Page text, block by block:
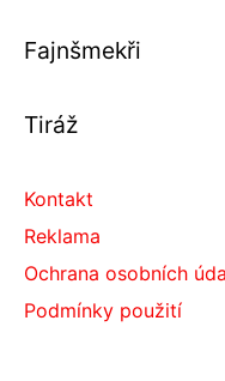
Fajnšmekři
Tiráž
Kontakt
Reklama
Ochrana osobních
Podmínky použití